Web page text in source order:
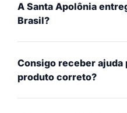
A Santa Apolônia
Brasil?
Consigo receber ajuda
produto correto?